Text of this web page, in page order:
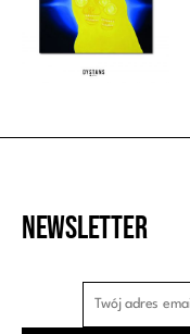
Newsletter